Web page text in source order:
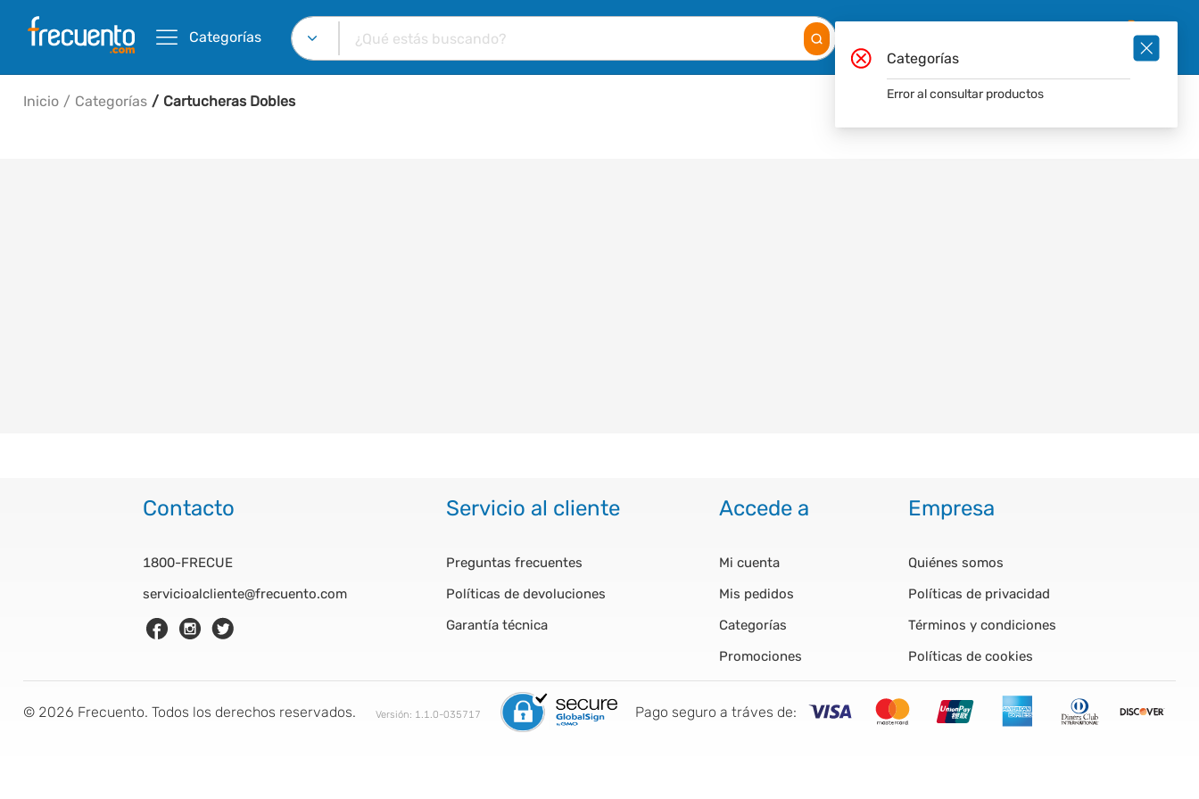
Categorías
Inicio Categorías Cartucheras Dobles
Contacto
1800-FRECUE
servicioalcliente@frecuento.com
Servicio al cliente
Preguntas frecuentes
Políticas de devoluciones
Garantía técnica
Accede a
Mi cuenta
Mis pedidos
Categorías
Promociones
Empresa
Quiénes somos
Políticas de privacidad
Términos y condiciones
Políticas de cookies
© 2026 Frecuento. Todos los derechos reservados. Versión: 1.1.0-035717 Pago seguro a tráves de:
Categorías
Error al consultar productos